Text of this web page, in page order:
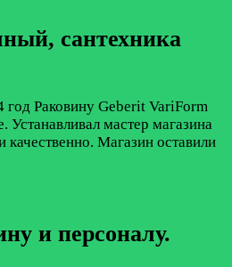
сантехника
год Раковину Geberit VariForm
Устанавливал мастер магазина
качественно. Магазин оставили
и персоналу.